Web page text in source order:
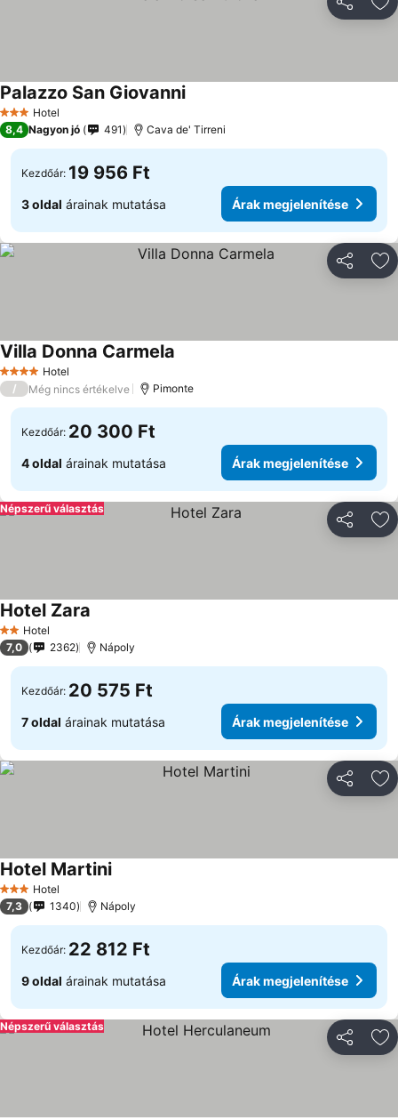
3 Kategória
Hotel
Palazzo San GiovanniÁrak megjelenítése
8,4 Nagyon jó 491 Cava de' Tirreni
Kezdőár: 19 956 Ft
3 oldal árainak mutatása Árak megjelenítése
4 KategóriaHotel
Villa Donna Carmela
/ Még nincs értékelve Pimonte
Kezdőár: 20 300 Ft
4 oldal árainak mutatása Árak megjelenítése
Népszerű választás
2 Kategória
Hotel
Hotel Zara
7,0 2362 Nápoly
Kezdőár: 20 575 Ft
7 oldal árainak mutatása Árak megjelenítése
3 Kategória
Hotel
Hotel MartiniÁrak megjelenítése
7,3 1340 Nápoly
Kezdőár: 22 812 Ft
9 oldal árainak mutatása Árak megjelenítése
Népszerű választás